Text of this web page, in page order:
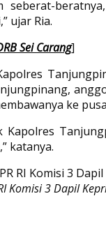
seberat-
ujar Ria.
Sei Carang]
ke
Kapolres
katanya.
Komisi 3 Dapil